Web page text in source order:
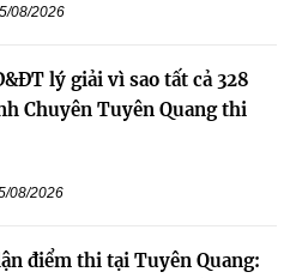
08/2026
lý giải vì sao tất cả 328
Chuyên Tuyên Quang thi
08/2026
điểm thi tại Tuyên Quang: